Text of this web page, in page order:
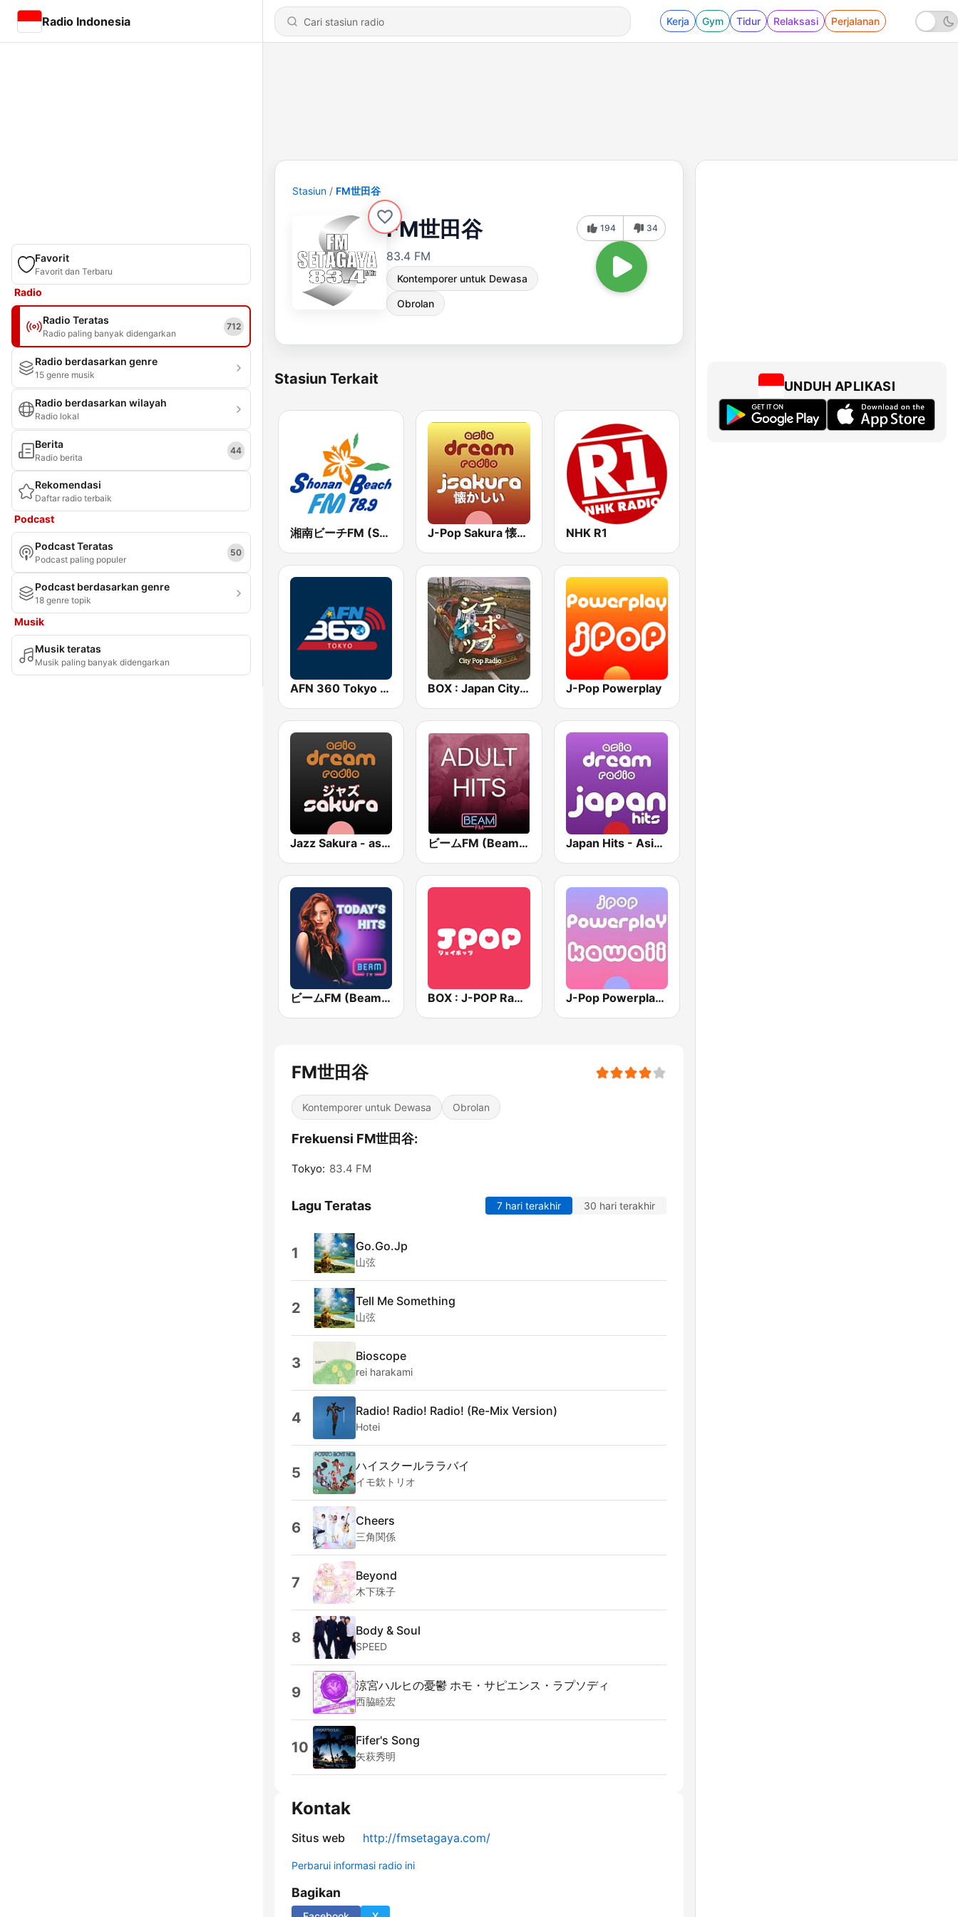
Radio Indonesia Kerja Gym Tidur Relaksasi Perjalanan
Favorit
Favorit dan Terbaru
Radio
Radio Teratas
Radio paling banyak didengarkan
712
Radio berdasarkan genre
15 genre musik
Radio berdasarkan wilayah
Radio lokal
Berita
Radio berita
44
Rekomendasi
Daftar radio terbaik
Podcast
Podcast Teratas
Podcast paling populer
50
Podcast berdasarkan genre
18 genre topik
Musik
Musik teratas
Musik paling banyak didengarkan
Stasiun FM世田谷
FM世田谷
83.4 FM
Kontemporer untuk Dewasa
Obrolan
194 34
Stasiun Terkait
湘南ビーチFM (Shonan Beach FM) J-Pop Sakura 懐かしい NHK R1
AFN 360 Tokyo (Japan Only) BOX : Japan City Pop -日本のシティポップ J-Pop Powerplay
Jazz Sakura - asia DREAM radio ビームFM (Beam FM) - Adult Hits Japan Hits - Asia DREAM Radio
ビームFM (Beam FM) BOX : J-POP Radio - ジェイポップ 無線 J-Pop Powerplay Kawaii
FM世田谷
Kontemporer untuk Dewasa Obrolan
Frekuensi FM世田谷:
Tokyo: 83.4 FM
Lagu Teratas 7 hari terakhir 30 hari terakhir
1 Go.Go.Jp
山弦
2 Tell Me Something
山弦
3 Bioscope
rei harakami
4 Radio! Radio! Radio! (Re-Mix Version)
Hotei
5 ハイスクールララバイ
イモ欽トリオ
6 Cheers
三角関係
7 Beyond
木下珠子
8 Body & Soul
SPEED
9 涼宮ハルヒの憂鬱 ホモ・サピエンス・ラプソディ
西脇睦宏
10 Fifer's Song
矢萩秀明
Kontak
Situs web http://fmsetagaya.com/
Perbarui informasi radio ini
Bagikan
UNDUH APLIKASI